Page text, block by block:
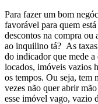
Para fazer um bom
favorável para quem
descontos na compra
ao inquilino tá? As
do indicador que mede
locados, imóveis vazios
os tempos. Ou seja, tem
vezes não quer abrir
esse imóvel vago, vazio